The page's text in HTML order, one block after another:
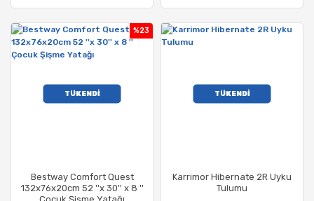
TÜKENDİ
Bestway Comfort Quest
132x76x20cm 52 ''x 30'' x 8 ''
%23
TÜKENDİ
Karrimor Hibernate 2R Uyku
Tulumu